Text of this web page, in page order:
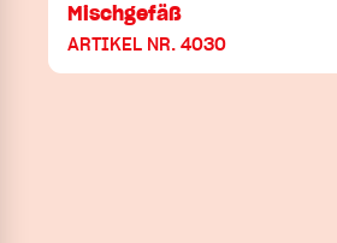
Mischgefäß
ARTIKEL NR. 4030